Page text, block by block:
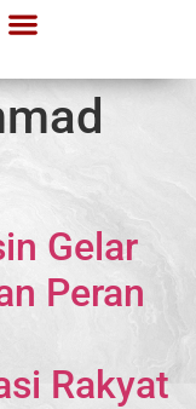
Gelar
Peran
Rakyat